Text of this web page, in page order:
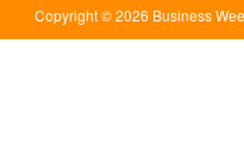
Copyright © 2026 Business